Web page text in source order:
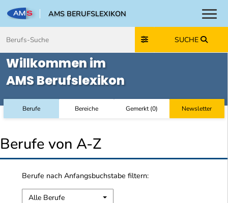
AMS BERUFSLEXIKON
SUCHE
Willkommen im
AMS Berufslexikon
Berufe Bereiche Gemerkt(0) Newsletter
Berufe von A-Z
Berufe nach Anfangsbuchstabe filtern:
Alle Berufe